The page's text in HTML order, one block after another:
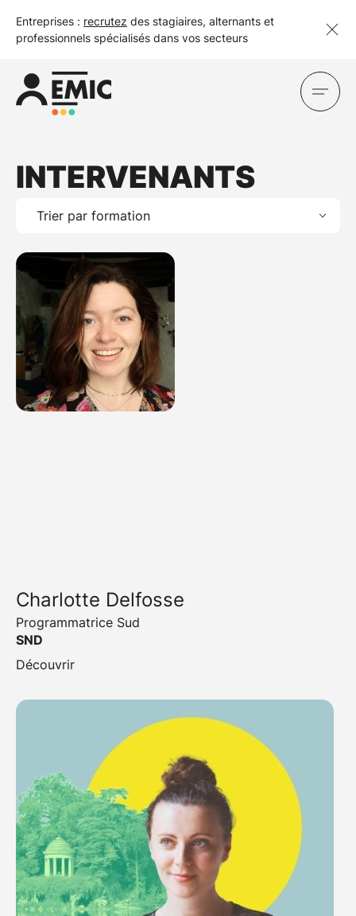
Entreprises : recrutez des stagiaires, alternants et
professionnels spécialisés dans vos secteurs
INTERVENANTS
Trier par formation
Charlotte Delfosse
Programmatrice Sud
SND
Découvrir